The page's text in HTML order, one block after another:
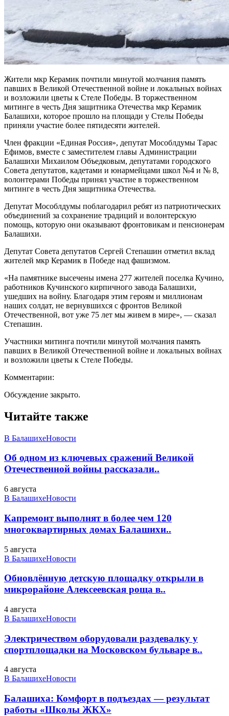
Жители мкр Керамик почтили минутой молчания память
павших в Великой Отечественной войне и локальных войнах
и возложили цветы к Стеле Победы. В торжественном
митинге в честь Дня защитника Отечества мкр Керамик
Балашихи, которое прошло на площади у Стелы Победы
приняли участие более пятидесяти жителей.
Член фракции «Единая Россия», депутат Мособлдумы Тарас
Ефимов, вместе с заместителем главы Администрации
Балашихи Михаилом Объедковым, депутатами городского
Совета депутатов, кадетами и юнармейцами школ №4 и № 8,
волонтерами Победы принял участие в торжественном
митинге в честь Дня защитника Отечества.
Депутат Мособлдумы поблагодарил ребят из патриотических
объединений за сохранение традиций и волонтерскую
помощь, которую они оказывают фронтовикам и пенсионерам
Балашихи.
Депутат Совета депутатов Сергей Степашин отметил вклад
жителей мкр Керамик в Победе над фашизмом.
«На памятнике высечены имена 277 жителей поселка Кучино,
работников Кучинского кирпичного завода Балашихи,
ушедших на войну. Благодаря этим героям и миллионам
наших солдат, не вернувшихся с фронтов Великой
Отечественной, вот уже 75 лет мы живем в мире», — сказал
Степашин.
Участники митинга почтили минутой молчания память
павших в Великой Отечественной войне и локальных войнах
и возложили цветы к Стеле Победы.
Комментарии:
Обсуждение закрыто.
Читайте также
В БалашихеНовости
Об одном из ключевых сражений Великой
Отечественной войны рассказали..
6 августа
В БалашихеНовости
Капремонт выполнят в более чем 120
многоквартирных домах Балашихи..
5 августа
В БалашихеНовости
Обновлённую детскую площадку открыли в
микрорайоне Алексеевская роща в..
4 августа
В БалашихеНовости
Электричеством оборудовали раздевалку у
спортплощадки на Московском бульваре в..
4 августа
В БалашихеНовости
Балашиха: Комфорт в подъездах — результат
работы «Школы ЖКХ»